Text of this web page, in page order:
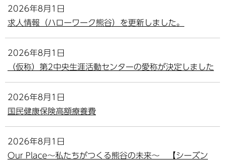
2026年8月1日
求人情報（ハローワーク熊谷）を更新しました。
2026年8月1日
（仮称）第2中央生涯活動センターの愛称が決定しました
2026年8月1日
国民健康保険高額療養費
2026年8月1日
Our Place～私たちがつくる熊谷の未来～ 【シーズン